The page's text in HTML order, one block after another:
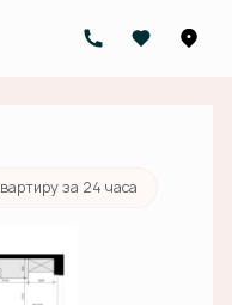
20 514 000 руб.
за 24 часа